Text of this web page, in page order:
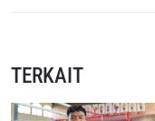
TERKAIT